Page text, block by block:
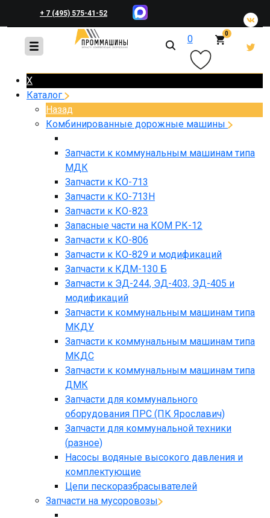
+ 7 (495) 575-41-52
+ 7 (495) 648-45-83 0 0
X
Каталог
Назад
Комбинированные дорожные машины
Запчасти к коммунальным машинам типа
МДК
Запчасти к КО-713
Запчасти к КО-713Н
Запчасти к КО-823
Запасные части на КОМ РК-12
Запчасти к КО-806
Запчасти к КО-829 и модификаций
Запчасти к КДМ-130 Б
Запчасти к ЭД-244, ЭД-403, ЭД-405 и
модификаций
Запчасти к коммунальным машинам типа
МКДУ
Запчасти к коммунальным машинам типа
МКДС
Запчасти к коммунальным машинам типа
ДМК
Запчасти для коммунального
оборудования ПРС (ПК Ярославич)
Запчасти для коммунальной техники
(разное)
Насосы водяные высокого давления и
комплектующие
Цепи пескоразбрасывателей
Запчасти на мусоровозы